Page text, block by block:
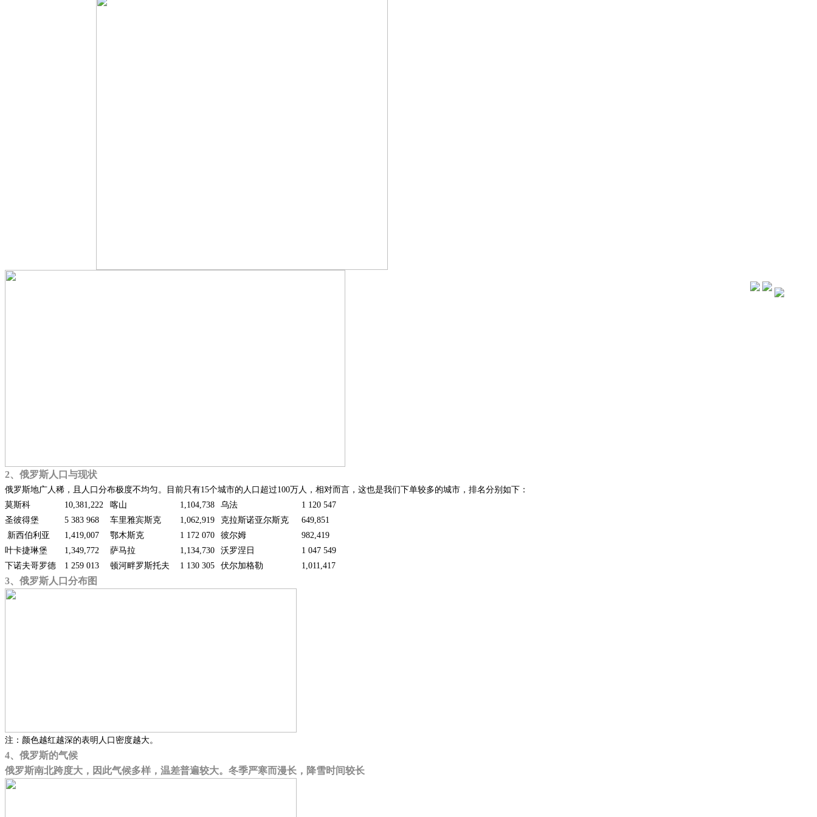
2、俄罗斯人口与现状
俄罗斯地广人稀，且人口分布极度不均匀。目前只有15个城市的人口超过100万人，相对而言，这也是我们下单较多的城市，排名分别如下：
莫斯科
10,381,222 喀山 1,104,738 乌法
1 120 547
圣彼得堡
5 383 968 车里雅宾斯克 1,062,919 克拉斯诺亚尔斯克
649,851
新西伯利亚
1,419,007 鄂木斯克 1 172 070 彼尔姆
982,419
叶卡捷琳堡
1,349,772 萨马拉 1,134,730 沃罗涅日
1 047 549
下诺夫哥罗德
1 259 013 顿河畔罗斯托夫 1 130 305 伏尔加格勒 1,011,417
3、俄罗斯人口分布图
注：颜色越红越深的表明人口密度越大。
4、俄罗斯的气候
俄罗斯南北跨度大，因此气候多样，温差普遍较大。冬季严寒而漫长，降雪时间较长